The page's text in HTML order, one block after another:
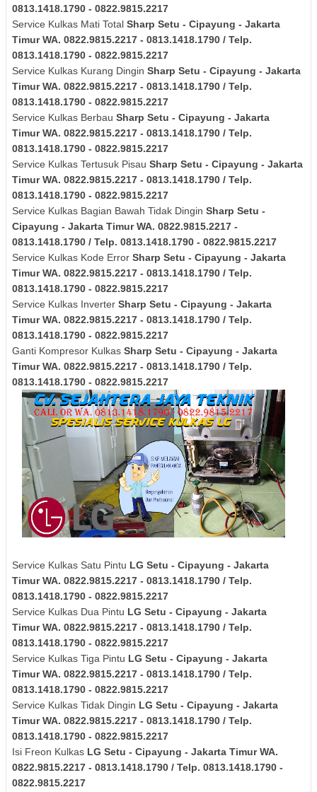
0813.1418.1790 - 0822.9815.2217
Service Kulkas Mati Total Sharp Setu - Cipayung - Jakarta
TimurWA. 0822.9815.2217 - 0813.1418.1790 / Telp.
0813.1418.1790 - 0822.9815.2217
Service Kulkas Kurang Dingin Sharp Setu - Cipayung - Jakarta
TimurWA. 0822.9815.2217 - 0813.1418.1790 / Telp.
0813.1418.1790 - 0822.9815.2217
Service Kulkas Berbau Sharp Setu - Cipayung - Jakarta
TimurWA. 0822.9815.2217 - 0813.1418.1790 / Telp.
0813.1418.1790 - 0822.9815.2217
Service Kulkas Tertusuk Pisau Sharp Setu - Cipayung - Jakarta
TimurWA. 0822.9815.2217 - 0813.1418.1790 / Telp.
0813.1418.1790 - 0822.9815.2217
Service Kulkas Bagian Bawah Tidak Dingin Sharp Setu -
Cipayung - Jakarta TimurWA. 0822.9815.2217 -
0813.1418.1790 / Telp. 0813.1418.1790 - 0822.9815.2217
Service Kulkas Kode Error Sharp Setu - Cipayung - Jakarta
TimurWA. 0822.9815.2217 - 0813.1418.1790 / Telp.
0813.1418.1790 - 0822.9815.2217
Service Kulkas Inverter Sharp Setu - Cipayung - Jakarta
TimurWA. 0822.9815.2217 - 0813.1418.1790 / Telp.
0813.1418.1790 - 0822.9815.2217
Ganti Kompresor Kulkas Sharp Setu - Cipayung - Jakarta
TimurWA. 0822.9815.2217 - 0813.1418.1790 / Telp.
0813.1418.1790 - 0822.9815.2217
Service Kulkas Satu Pintu LG Setu - Cipayung - Jakarta
TimurWA. 0822.9815.2217 - 0813.1418.1790 / Telp.
0813.1418.1790 - 0822.9815.2217
Service Kulkas Dua Pintu LG Setu - Cipayung - Jakarta
TimurWA. 0822.9815.2217 - 0813.1418.1790 / Telp.
0813.1418.1790 - 0822.9815.2217
Service Kulkas Tiga Pintu LG Setu - Cipayung - Jakarta
TimurWA. 0822.9815.2217 - 0813.1418.1790 / Telp.
0813.1418.1790 - 0822.9815.2217
Service Kulkas Tidak Dingin LG Setu - Cipayung - Jakarta
TimurWA. 0822.9815.2217 - 0813.1418.1790 / Telp.
0813.1418.1790 - 0822.9815.2217
Isi Freon Kulkas LG Setu - Cipayung - Jakarta TimurWA.
0822.9815.2217 - 0813.1418.1790 / Telp. 0813.1418.1790 -
0822.9815.2217